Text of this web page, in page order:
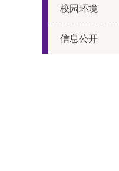
校园环境
信息公开